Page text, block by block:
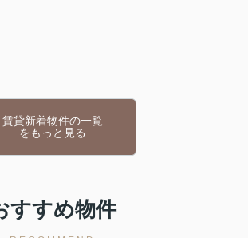
賃貸新着物件の一覧
をもっと見る
すすめ物件